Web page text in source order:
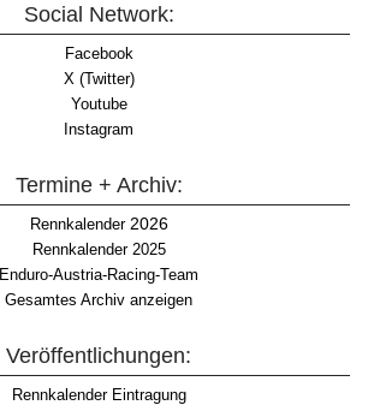
Social Network:
Facebook
X (Twitter)
Youtube
Instagram
Termine + Archiv:
Rennkalender2026
Rennkalender 2025
Enduro-Austria-Racing-Team
Gesamtes Archiv anzeigen
Veröffentlichungen:
Rennkalender Eintragung